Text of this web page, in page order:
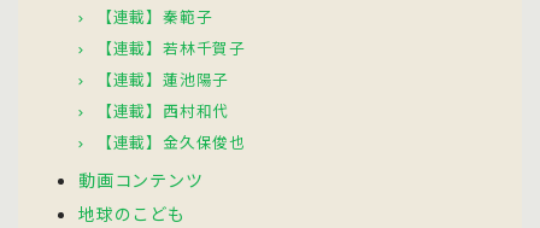
【連載】秦範子
【連載】若林千賀子
【連載】蓮池陽子
【連載】西村和代
【連載】金久保俊也
動画コンテンツ
地球のこども